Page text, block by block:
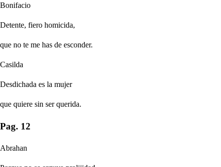
Bonifacio
Detente, fiero homicida,
que no te me has de esconder.
Casilda
Desdichada es la mujer
que quiere sin ser querida.
Pag. 12
Abrahan